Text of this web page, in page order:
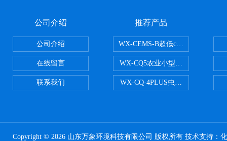
公司介绍
公司介绍
在线留言
联系我们
推荐产品
WX-CEMS-B超低cems烟气监测系
WX-CQ5农业小型气象站
WX-CQ-4PLUS虫情测报灯
Copyright © 2026 山东万象环境科技有限公司 版权所有 技术支持：